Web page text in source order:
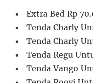
Extra Bed Rp
Tenda Charly
Tenda Charly
Tenda Regu
Tenda Vango